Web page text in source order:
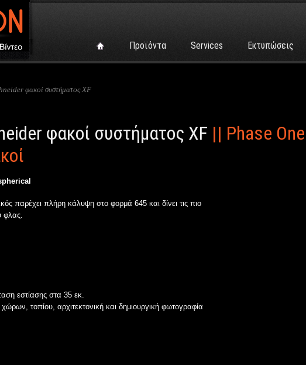
Προϊόντα Services Εκτυπώσεις
φακοί συστήματος XF
φακοί συστήματος XF || Phase
παρέχει πλήρη κάλυψη στο φορμά 645 και δίνει τις πιο
φλας.
εστίασης στα 35 εκ.
τοπίου, αρχιτεκτονική και δημιουργική φωτογραφία